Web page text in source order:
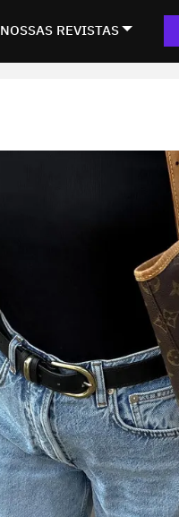
NOSSAS REVISTAS